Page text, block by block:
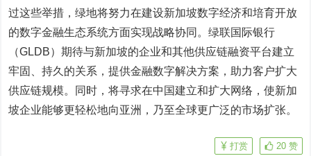
过这些举措，绿地将努力在建设新加坡数字经济和培育开放
的数字金融生态系统方面实现战略协同。绿联国际银行
（GLDB）期待与新加坡的企业和其他供应链融资平台建立
牢固、持久的关系，提供金融数字解决方案，助力客户扩大
供应链规模。同时，将寻求在中国建立和扩大网络，使新加
坡企业能够更轻松地向亚洲，乃至全球更广泛的市场扩张。
20 赞
打赏